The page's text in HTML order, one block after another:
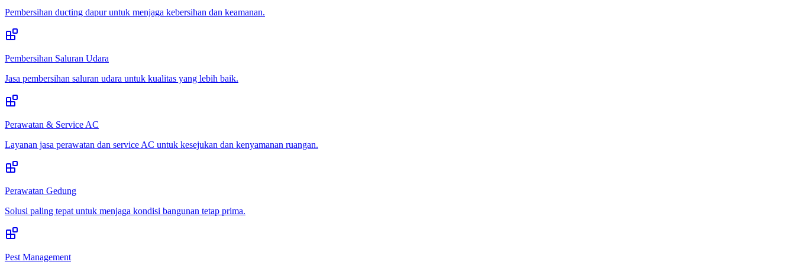
Pembersihan ducting dapur untuk menjaga kebersihan dan keamanan.
Pembersihan Saluran Udara
Jasa pembersihan saluran udara untuk kualitas yang lebih baik.
Perawatan & Service AC
Layanan jasa perawatan dan service AC untuk kesejukan dan kenyamanan ruangan.
Perawatan Gedung
Solusi paling tepat untuk menjaga kondisi bangunan tetap prima.
Pest Management